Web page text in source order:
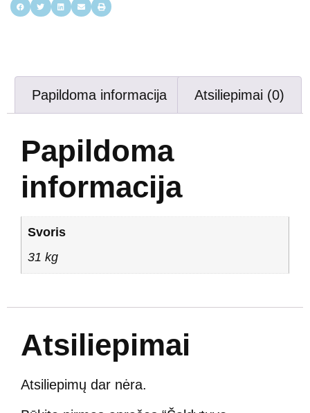
Papildoma informacija Atsiliepimai (0)
Papildoma
informacija
Svoris
31 kg
Atsiliepimai
Atsiliepimų dar nėra.